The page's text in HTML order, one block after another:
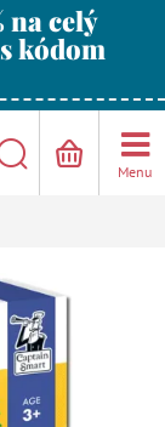
na celý
kódom
Menu